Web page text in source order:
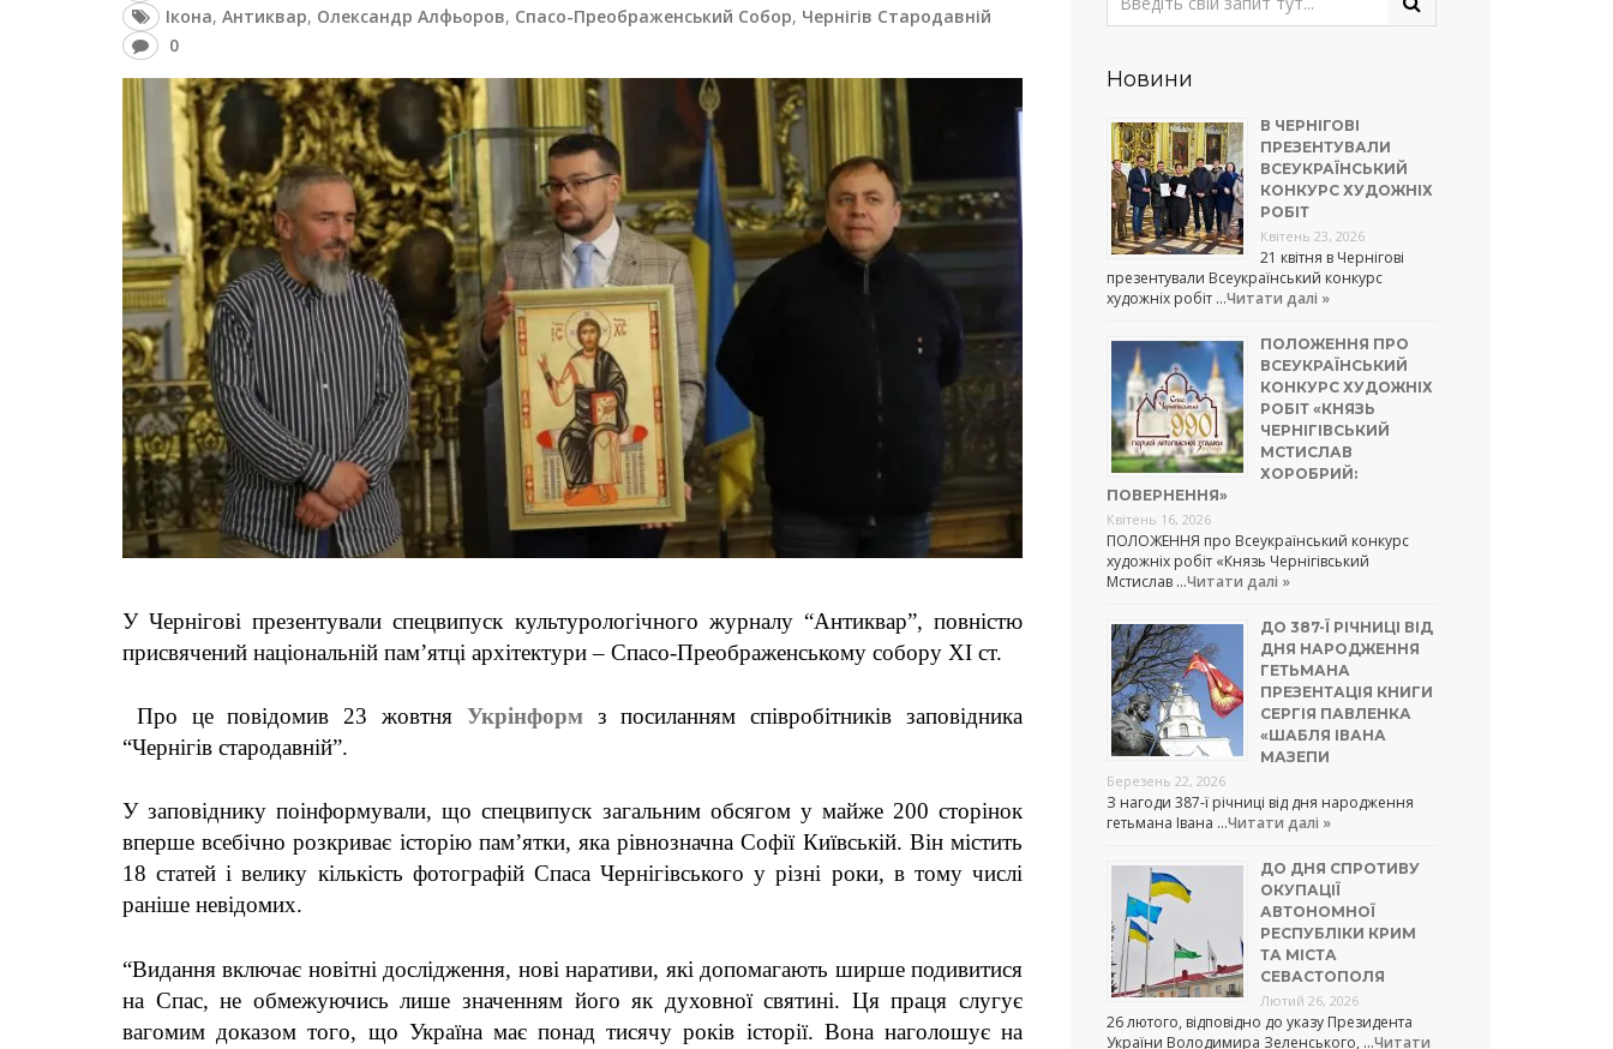
Ікона, Антиквар, Олександр Алфьоров, Спасо-Преображенський Собор, Чернігів Стародавній
0
У Чернігові презентували спецвипуск культурологічного журналу “Антиквар”, повністю
присвячений національній пам’ятці архітектури – Спасо-Преображенському собору XI ст.
Про це повідомив 23 жовтня Укрінформз посиланням співробітників заповідника
“Чернігів стародавній”.
У заповіднику поінформували, що спецвипуск загальним обсягом у майже 200 сторінок
вперше всебічно розкриває історію пам’ятки, яка рівнозначна Софії Київській. Він містить
18 статей і велику кількість фотографій Спаса Чернігівського у різні роки, в тому числі
раніше невідомих.
“Видання включає новітні дослідження, нові наративи, які допомагають ширше подивитися
на Спас, не обмежуючись лише значенням його як духовної святині. Ця праця слугує
вагомим доказом того, що Україна має понад тисячу років історії. Вона наголошує на
Новини
В ЧЕРНІГОВІ
ПРЕЗЕНТУВАЛИ
ВСЕУКРАЇНСЬКИЙ
КОНКУРС ХУДОЖНІХ
РОБІТ
Квітень 23, 2026
21 квітня в Чернігові
презентували Всеукраїнський конкурс
художніх робіт …Читати далі »
ПОЛОЖЕННЯ ПРО
ВСЕУКРАЇНСЬКИЙ
КОНКУРС ХУДОЖНІХ
РОБІТ «КНЯЗЬ
ЧЕРНІГІВСЬКИЙ
МСТИСЛАВ
ХОРОБРИЙ:
ПОВЕРНЕННЯ»
Квітень 16, 2026
ПОЛОЖЕННЯ про Всеукраїнський конкурс
художніх робіт «Князь Чернігівський
Мстислав …Читати далі »
ДО 387-Ї РІЧНИЦІ ВІД
ДНЯ НАРОДЖЕННЯ
ГЕТЬМАНА
ПРЕЗЕНТАЦІЯ КНИГИ
СЕРГІЯ ПАВЛЕНКА
«ШАБЛЯ ІВАНА
МАЗЕПИ
Березень 22, 2026
З нагоди 387-ї річниці від дня народження
гетьмана Івана …Читати далі »
ДО ДНЯ СПРОТИВУ
ОКУПАЦІЇ
АВТОНОМНОЇ
РЕСПУБЛІКИ КРИМ
ТА МІСТА
СЕВАСТОПОЛЯ
Лютий 26, 2026
26 лютого, відповідно до указу Президента
України Володимира Зеленського, …Читати